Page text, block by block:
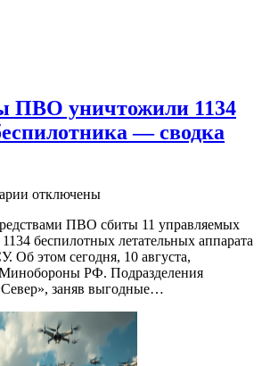
ПВО уничтожили 1134
— сводка
отключены
ПВО сбиты 11 управляемых
беспилотных летательных аппарата
Об этом сегодня, 10 августа,
Минобороны РФ. Подразделения
заняв выгодные…